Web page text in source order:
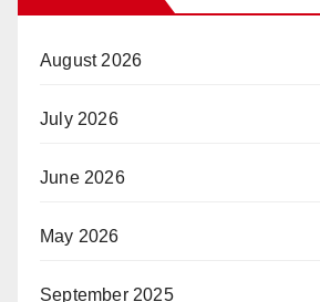
August 2026
July 2026
June 2026
May 2026
September 2025